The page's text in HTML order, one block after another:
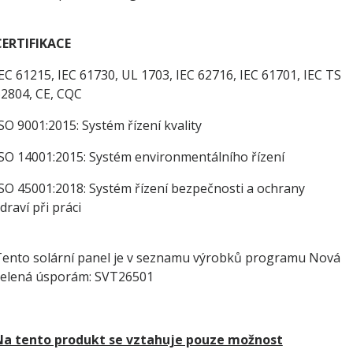
61215, IEC 61730, UL 1703, IEC 62716, IEC 61701, IEC TS
CE, CQC
9001:2015: Systém řízení kvality
14001:2015: Systém environmentálního řízení
45001:2018: Systém řízení bezpečnosti a ochrany
při práci
solární panel je v seznamu výrobků programu Nová
úsporám: SVT26501
tento produkt se vztahuje pouze možnost